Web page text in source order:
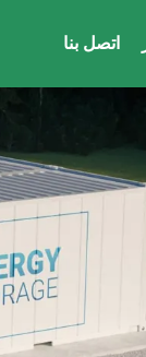
اتصل بنا